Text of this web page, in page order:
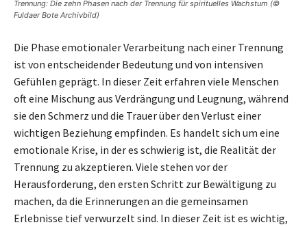
Trennung: Die zehn Phasen nach der Trennung für spirituelles Wachstum (©
Fuldaer Bote Archivbild)
Die Phase emotionaler Verarbeitung nach einer Trennung
ist von entscheidender Bedeutung und von intensiven
Gefühlen geprägt. In dieser Zeit erfahren viele Menschen
oft eine Mischung aus Verdrängung und Leugnung, während
sie den Schmerz und die Trauer über den Verlust einer
wichtigen Beziehung empfinden. Es handelt sich um eine
emotionale Krise, in der es schwierig ist, die Realität der
Trennung zu akzeptieren. Viele stehen vor der
Herausforderung, den ersten Schritt zur Bewältigung zu
machen, da die Erinnerungen an die gemeinsamen
Erlebnisse tief verwurzelt sind. In dieser Zeit ist es wichtig,